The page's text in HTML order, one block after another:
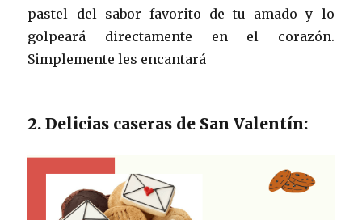
pastel del sabor favorito de tu amado y lo
golpeará directamente en el corazón.
Simplemente les encantará
2. Delicias caseras de San Valentín: